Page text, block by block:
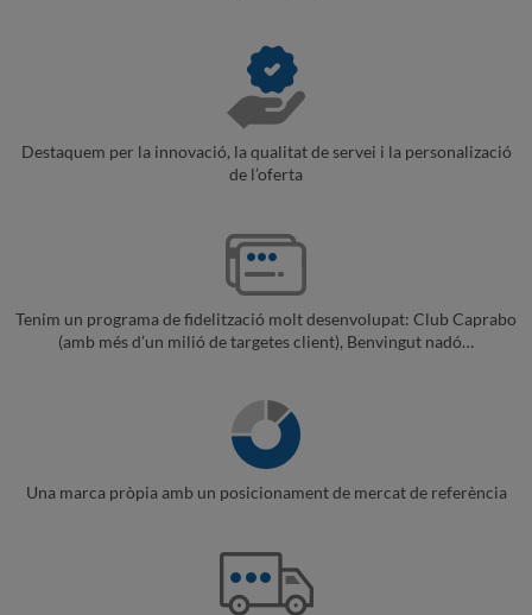
Destaquem per la innovació, la qualitat de servei i la personalizació
de l’oferta
Tenim un programa de fidelització molt desenvolupat: Club Caprabo
(amb més d’un milió de targetes client), Benvingut nadó…
Una marca pròpia amb un posicionament de mercat de referència